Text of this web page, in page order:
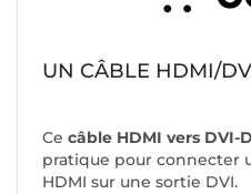
UN CÂBLE HDMI/
Ce câble HDMI vers DVI-D
pratique pour connecter
HDMI sur une sortie DVI.